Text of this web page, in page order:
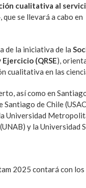
cualitativa al
, que se llevará a cabo en
de la iniciativa de la
(QRSE),
cualitativa en las
así como en
Santiago de Chile
Universidad
y la Universidad
2025 contará con